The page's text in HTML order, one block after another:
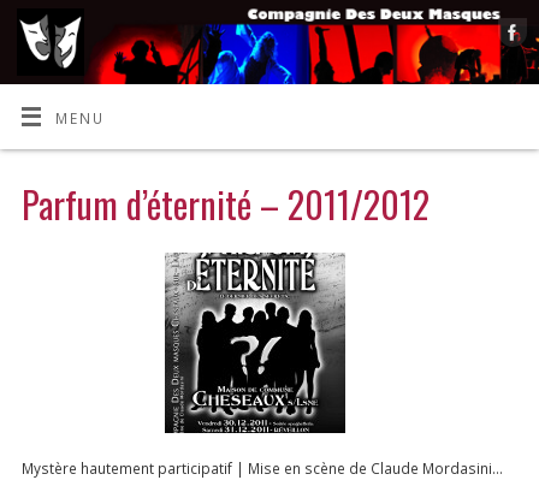
MENU
Parfum d’éternité – 2011/2012
Mystère hautement participatif | Mise en scène de Claude Mordasini…